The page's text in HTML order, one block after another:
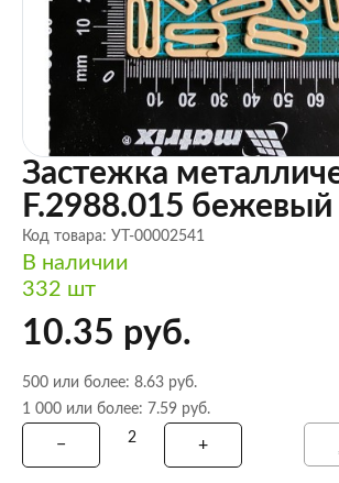
Застежка
F.2988.015 бежевый
Код товара: УТ-00002541
В наличии
332 шт
10.35 руб.
500 или более: 8.63 руб.
1 000 или более: 7.59 руб.